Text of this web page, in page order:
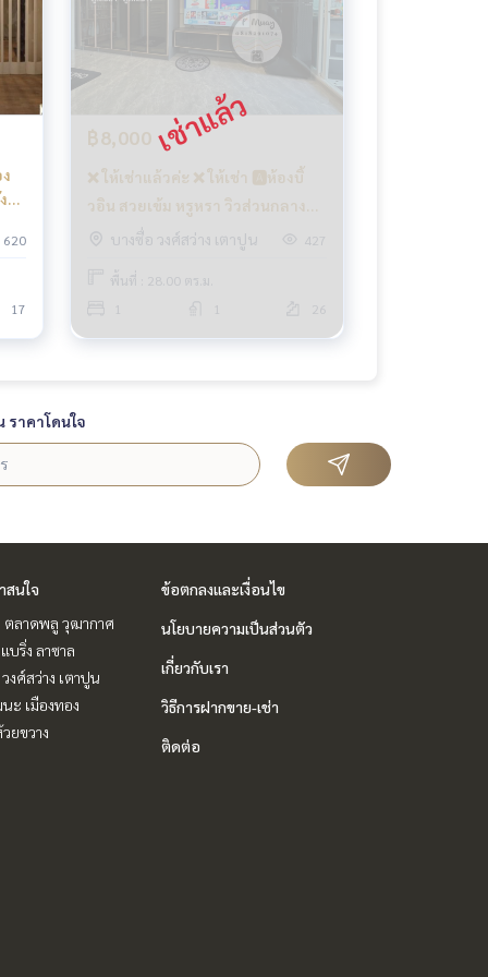
620
17
฿8,000
❌ ให้เช่าแล้วค่ะ ❌ ให้เช่า 🅰️ห้องบิ้
วอิน สวยเข้ม หรูหรา วิวส่วนกลาง
สระว่ายน้ำ 📱Digital door locks
#รีเจ้นท์โฮมบางซ่อน28 ❤️ค่าเช่า
8,000 บาท
บางซื่อ วงศ์สว่าง เตาปูน 427
พื้นที่ : 28.00 ตร.ม.
26
ราคาโดนใจ
สนใจ
ตลาดพลู วุฒากาศ
บริ่ง ลาซาล
งศ์สว่าง เตาปูน
ะ เมืองทอง
ยขวาง
ข้อตกลงและเงื่อนไข
นโยบายความเป็นส่วนตัว
เกี่ยวกับเรา
วิธีการฝากขาย-เช่า
ติดต่อ